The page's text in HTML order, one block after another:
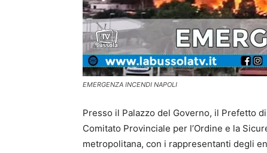
EMERGENZA INCENDI NAPOLI
Presso il Palazzo del Governo, il Prefetto
Comitato Provinciale per l’Ordine e la
metropolitana, con i rappresentanti degli